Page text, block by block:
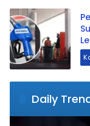
Daily